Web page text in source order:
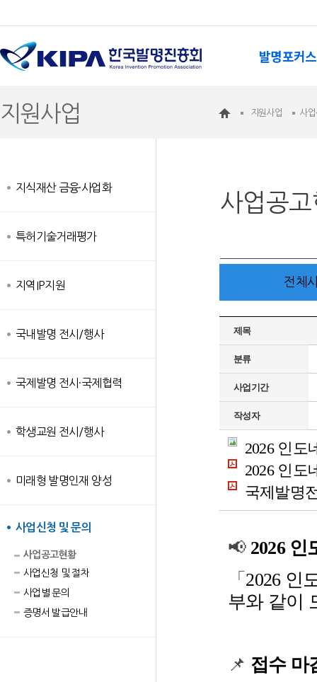
발명포커스
지원사업 지원사업 사
지식재산 금융·사업화
특허기술거래평가
지역IP지원
국내발명 전시/행사
국제발명 전시·국제협력
학생교원 전시/행사
미래형 발명인재 양성
사업신청 및 문의
사업공고현황
사업신청 및 절차
사업별 문의
증명서 발급안내
사업공
전체
제목
분류
사업기간
작성자
2026 인도
2026 인도
국제발명
📢 2026
「 2026 인
부와 같이
📌 접수 마